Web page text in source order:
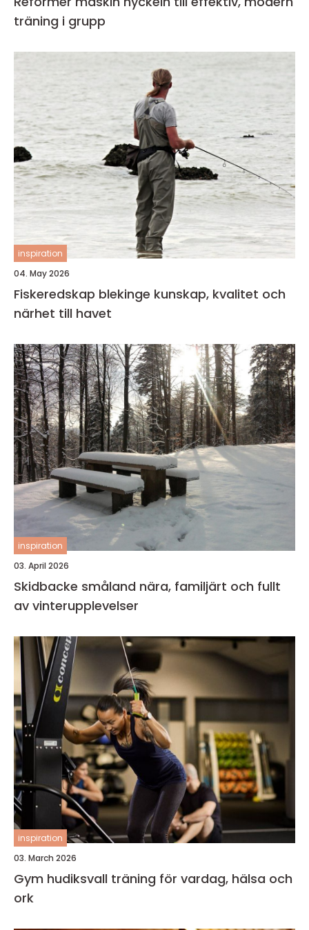
träning i grupp
inspiration
04. May 2026
Fiskeredskap blekinge kunskap, kvalitet och
närhet till havet
inspiration
03. April 2026
Skidbacke småland nära, familjärt och fullt
av vinterupplevelser
inspiration
03. March 2026
Gym hudiksvall träning för vardag, hälsa och
ork